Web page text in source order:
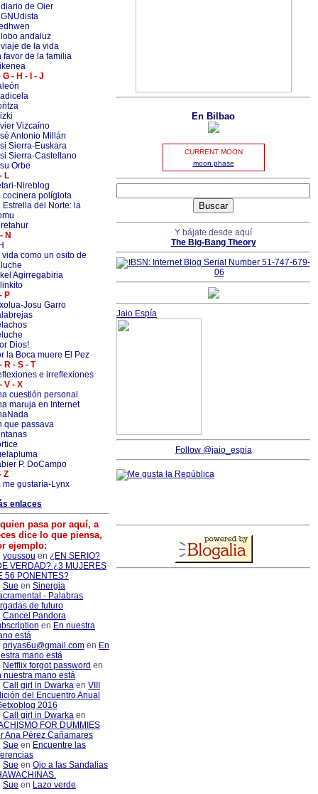
de Oier
andaluz
de la vida
favor de la familia
G - H - I - J
Vizcaíno
Antonio Millán
Sierra-Euskara
Sierra-Castellano
Orbe
L
Nireblog
cocinera políglota
Estrella del Norte: la
N
vida como un osito de
Agirregabiria
P
Josu Garro
Dios!
la Boca muere El Pez
R - S - T
e irreflexiones
V - X
cuestión personal
maruja en Internet
que passava
P. DoCampo
Z
me gustaría-Lynx
enlaces
pasa por aquí, a
dice lo que piensa,
ejemplo:
youssou en ¿EN SERIO?
VERDAD? ¿3 MUJERES
56 PONENTES?
Sue en Sinergia
- Palabras
de futuro
Cancel Pandora
en En nuestra
está
priyas6u@gmail.com en En
mano está
Netflix forgot password en
nuestra mano está
Call girl in Dwarka en VIII
del Encuentro Anual
2016
Call girl in Dwarka en
FOR DUMMIES
Ana Pérez Cañamares
Sue en Encuentre las
Sue en Ojo a las Sandalias
Sue en Lazo verde
En Bilbao
CURRENT MOON
moon phase
Y bájate desde aquí
The Big-Bang Theory
Jaio Espía
Follow @jaio_espia